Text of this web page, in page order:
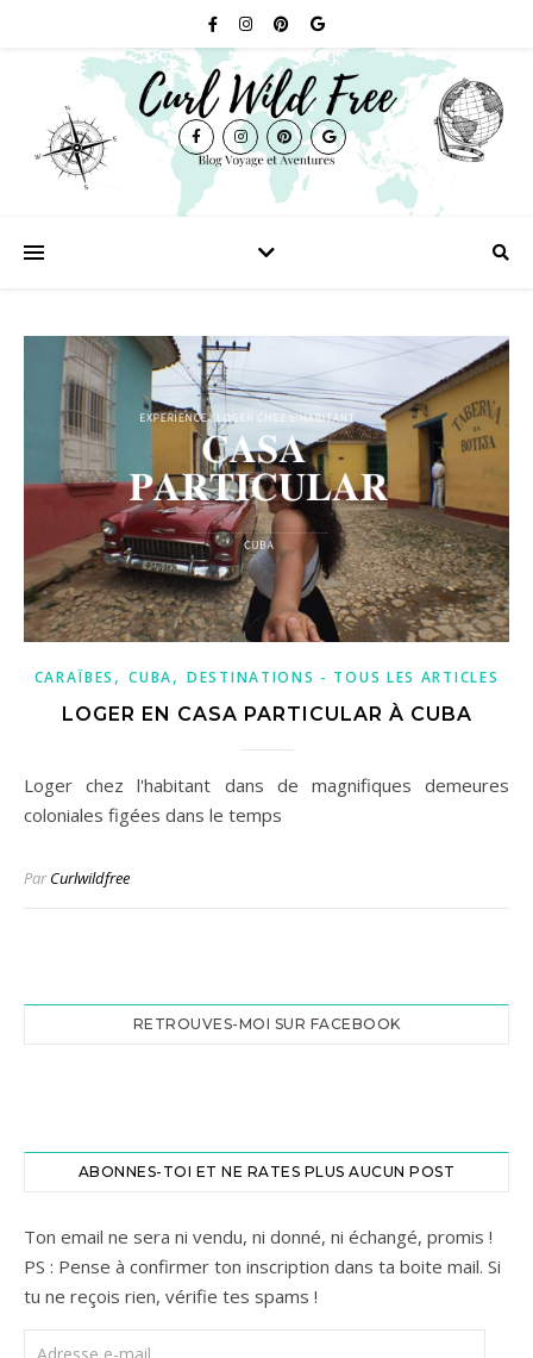
CARAÏBES ,CUBA, DESTINATIONS - TOUS LES ARTICLES
LOGER EN CASA PARTICULAR À CUBA
Loger chez l'habitant dans de magnifiques demeures
coloniales figées dans le temps
ParCurlwildfree
RETROUVES-MOI SUR FACEBOOK
ABONNES-TOI ET NE RATES PLUS AUCUN POST
Ton email ne sera ni vendu, ni donné, ni échangé, promis !
PS : Pense à confirmer ton inscription dans ta boite mail. Si
tu ne reçois rien, vérifie tes spams !
Adresse e-mail